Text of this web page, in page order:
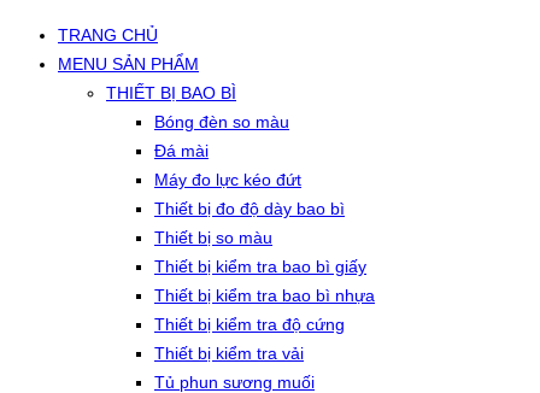
TRANG CHỦ
MENU SẢN PHẨM
THIẾT BỊ BAO BÌ
Bóng đèn so màu
Đá mài
Máy đo lực kéo đứt
Thiết bị đo độ dày bao bì
Thiết bị so màu
Thiết bị kiểm tra bao bì giấy
Thiết bị kiểm tra bao bì nhựa
Thiết bị kiểm tra độ cứng
Thiết bị kiểm tra vải
Tủ phun sương muối